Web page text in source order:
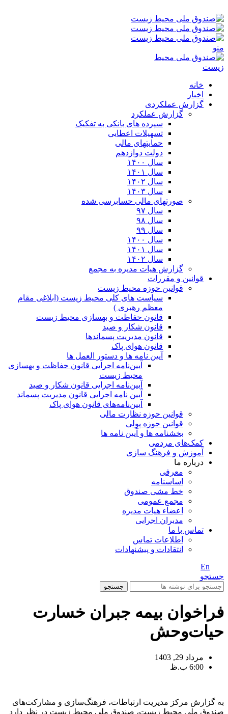
منو
خانه
اخبار
گزارش عملکردی
گزارش عملکرد
سپرده های بانکی به تفکیک
تسهیلات اعطایی
حمایتهای مالی
دولت دوازدهم
سال ۱۴۰۰
سال ۱۴۰۱
سال ۱۴۰۲
سال ۱۴۰۳
صورتهای مالی حسابرسی شده
سال ۹۷
سال ۹۸
سال ۹۹
سال ۱۴۰۰
سال ۱۴۰۱
سال ۱۴۰۲
گزارش هیات مدیره به مجمع
قوانین و مقررات
قوانین حوزه محیط زیست
ﺳﯿﺎﺳﺖ ﻫﺎی ﮐﻠﯽ ﻣﺤﯿﻂ زﯾﺴﺖ (ابلاغی مقام
معظم رهبری )
قانون حفاظت و بهسازی محیط زیست
قانون شکار و صید
قانون مدیریت پسماندها
قانون هوای پاک
آیین نامه ها و دستور العمل ها
آیین‌نامه اجرایی قانون حفاظت و بهسازی
محیط زیست
آیین‌نامه اجرایی قانون شکار و صید
آیین نامه اجرایی قانون مدیریت پسماند
آیین‌نامه‌های قانون هوای پاک
قوانین حوزه نظارت مالی
قوانین حوزه پولی
بخشنامه ها و آیین نامه ها
کمک‌های مردمی
آموزش و فرهنگ سازی
درباره ما
معرفی
اساسنامه
خط مشی صندوق
مجمع عمومی
اعضاء هیات مدیره
مدیران اجرایی
تماس با ما
اطلاعات تماس
انتقادات و پیشنهادات
En
جستجو
جستجو
فراخوان بیمه جبران خسارت
حیات‌وحش
مرداد 29, 1403
6:00 ب.ظ
به گزارش مرکز مدیریت ارتباطات، فرهنگ‌سازی و مشارکت‌های
صندوق ملی محیط زیست، صندوق ملی محیط زیست در نظر دارد